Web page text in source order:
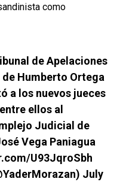
como
de Apelaciones
Humberto Ortega
a los nuevos jueces
ellos al
Judicial de
Vega Paniagua
U93JqroSbh
July